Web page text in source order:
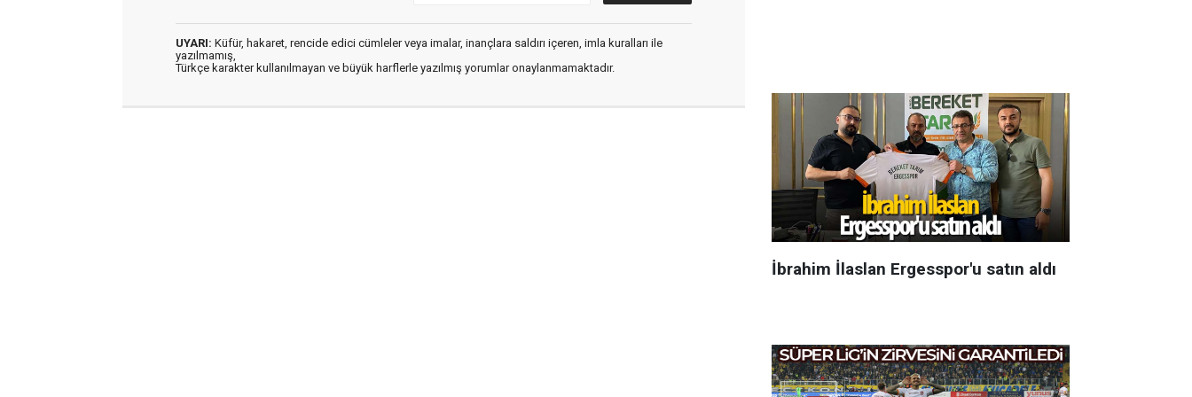
UYARI: Küfür, hakaret, rencide edici cümleler veya imalar, inançlara saldırı içeren, imla kuralları ile
yazılmamış,
Türkçe karakter kullanılmayan ve büyük harflerle yazılmış yorumlar onaylanmamaktadır.
İbrahim İlaslan Ergesspor'u satın aldı